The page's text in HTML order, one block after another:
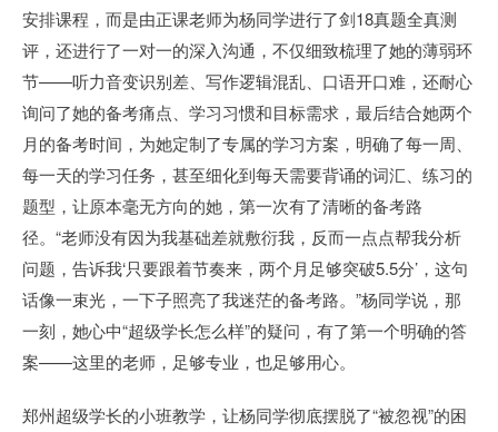
安排课程，而是由正课老师为杨同学进行了剑18真题全真测
评，还进行了一对一的深入沟通，不仅细致梳理了她的薄弱环
节——听力音变识别差、写作逻辑混乱、口语开口难，还耐心
询问了她的备考痛点、学习习惯和目标需求，最后结合她两个
月的备考时间，为她定制了专属的学习方案，明确了每一周、
每一天的学习任务，甚至细化到每天需要背诵的词汇、练习的
题型，让原本毫无方向的她，第一次有了清晰的备考路
径。“老师没有因为我基础差就敷衍我，反而一点点帮我分析
问题，告诉我‘只要跟着节奏来，两个月足够突破5.5分’，这句
话像一束光，一下子照亮了我迷茫的备考路。”杨同学说，那
一刻，她心中“超级学长怎么样”的疑问，有了第一个明确的答
案——这里的老师，足够专业，也足够用心。
郑州超级学长的小班教学，让杨同学彻底摆脱了“被忽视”的困